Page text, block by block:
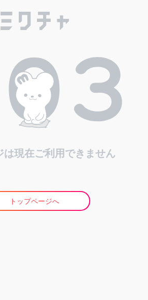
は現在ご利用できません